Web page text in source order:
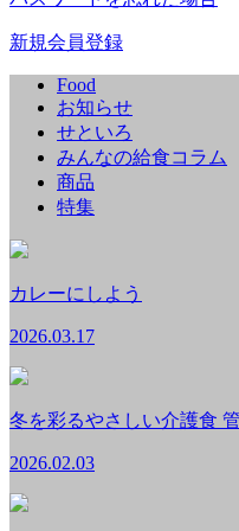
新規会員登録
Food
お知らせ
せといろ
みんなの給食コラム
商品
特集
カレーにしよう
2026.03.17
冬を彩るやさしい介護食
2026.02.03